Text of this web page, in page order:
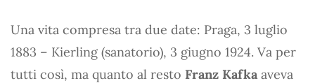
Una vita compresa tra due date: Praga, 3 luglio
1883 – Kierling (sanatorio), 3 giugno 1924. Va per
tutti così, ma quanto al resto Franz Kafka aveva